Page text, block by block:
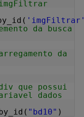
da busca
da
que possui
dados
"bd10" )